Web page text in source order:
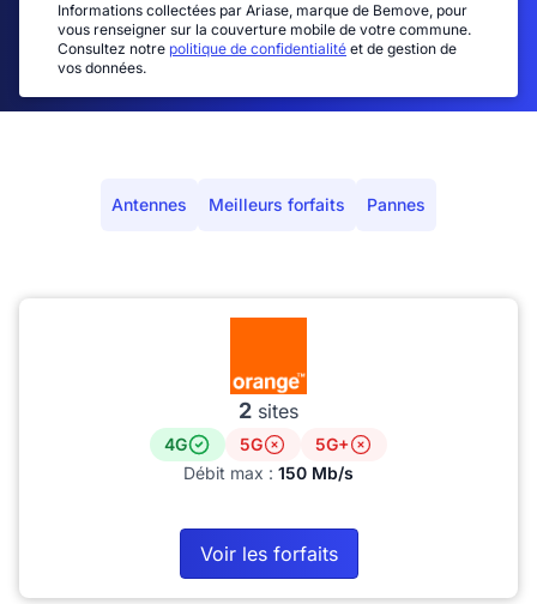
Informations collectées par Ariase, marque de Bemove, pour
vous renseigner sur la couverture mobile de votre commune.
Consultez notre politique de confidentialité et de gestion de
vos données.
Antennes Meilleurs forfaits Pannes
2 sites
4G 5G
5G+
Débit max : 150 Mb/s
Voir les forfaits